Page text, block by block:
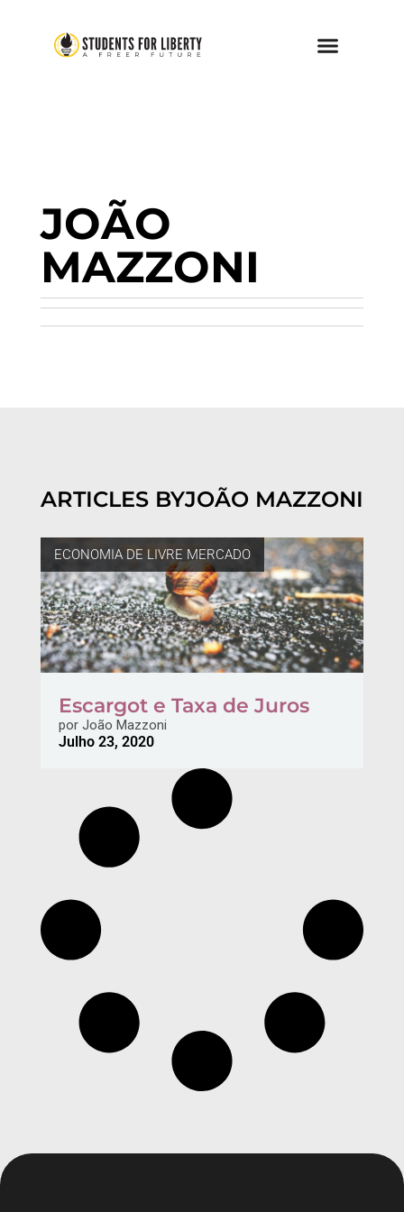
JOÃO
MAZZONI
ARTICLES BYJOÃO MAZZONI
ECONOMIA DE LIVRE MERCADO
Escargot e Taxa de Juros
porJoão Mazzoni
Julho 23, 2020